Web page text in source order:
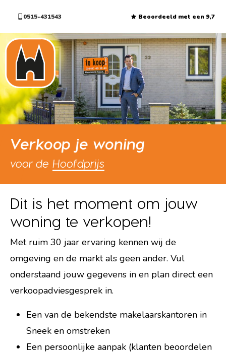
0515-431543 Beoordeeld met een 9,7
Dit is het moment om jouw
woning te verkopen!
Met ruim 30 jaar ervaring kennen wij de
omgeving en de markt als geen ander. Vul
onderstaand jouw gegevens in en plan direct een
verkoopadviesgesprek in.
Een van de bekendste makelaarskantoren in
Sneek en omstreken
Een persoonlijke aanpak (klanten beoordelen
Verkoop je woning
voor de Hoofdprijs